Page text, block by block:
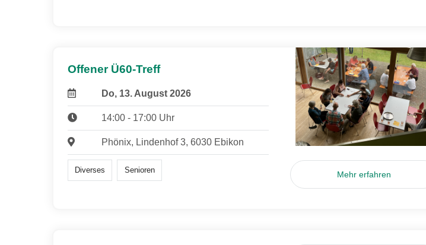
Offener Ü60-Treff
Do, 13. August 2026
14:00 - 17:00 Uhr
Phönix, Lindenhof 3, 6030 Ebikon
Diverses Senioren Mehr erfahren